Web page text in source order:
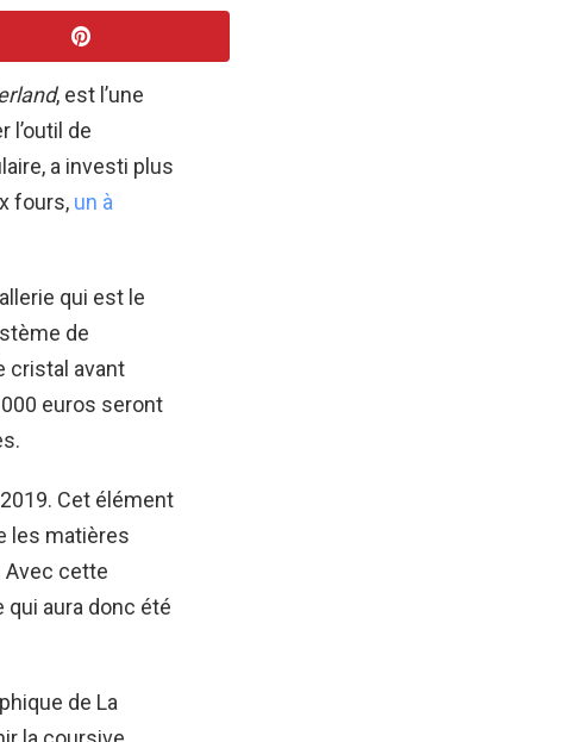
, est l’une
l’outil de
a investi plus
fours, un à
qui est le
de
cristal avant
euros seront
Cet élément
les matières
Avec cette
qui aura donc été
de La